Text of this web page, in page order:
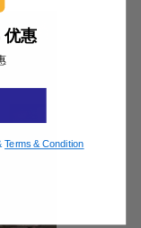
优惠
Terms & Condition